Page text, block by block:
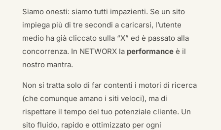
Siamo onesti: siamo tutti impazienti. Se un sito
impiega più di tre secondi a caricarsi, l’utente
medio ha già cliccato sulla “X” ed è passato alla
concorrenza. In NETWORX la performanceè il
nostro mantra.
Non si tratta solo di far contenti i motori di ricerca
(che comunque amano i siti veloci), ma di
rispettare il tempo del tuo potenziale cliente. Un
sito fluido, rapido e ottimizzato per ogni